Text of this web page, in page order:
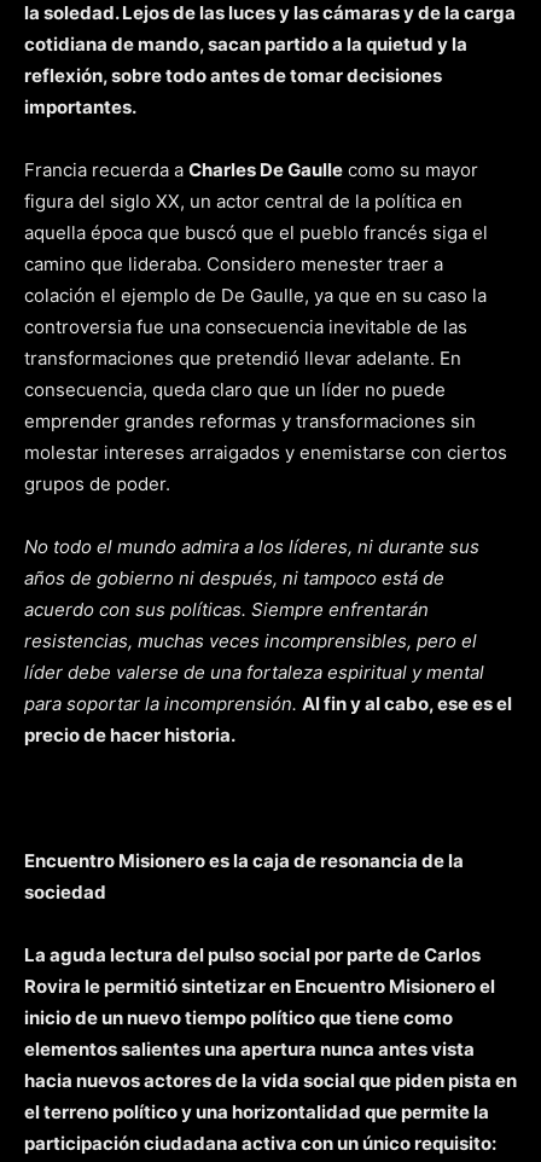
la soledad. Lejos de las luces y las cámaras y de la carga
cotidiana de mando, sacan partido a la quietud y la
reflexión, sobre todo antes de tomar decisiones
importantes.
Francia recuerda a Charles De Gaulle como su mayor
figura del siglo XX, un actor central de la política en
aquella época que buscó que el pueblo francés siga el
camino que lideraba. Considero menester traer a
colación el ejemplo de De Gaulle, ya que en su caso la
controversia fue una consecuencia inevitable de las
transformaciones que pretendió llevar adelante. En
consecuencia, queda claro que un líder no puede
emprender grandes reformas y transformaciones sin
molestar intereses arraigados y enemistarse con ciertos
grupos de poder.
No todo el mundo admira a los líderes, ni durante sus
años de gobierno ni después, ni tampoco está de
acuerdo con sus políticas. Siempre enfrentarán
resistencias, muchas veces incomprensibles, pero el
líder debe valerse de una fortaleza espiritual y mental
para soportar la incomprensión. Al fin y al cabo, ese es el
precio de hacer historia.
Encuentro Misionero es la caja de resonancia de la
sociedad
La aguda lectura del pulso social por parte de Carlos
Rovira le permitió sintetizar en Encuentro Misionero el
inicio de un nuevo tiempo político que tiene como
elementos salientes una apertura nunca antes vista
hacia nuevos actores de la vida social que piden pista en
el terreno político y una horizontalidad que permite la
participación ciudadana activa con un único requisito: